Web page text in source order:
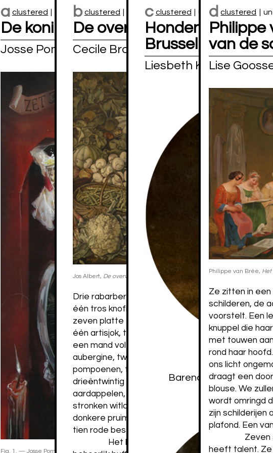
a clustered unclustered
De koning is verward
Josse Pommé
Fig. 1. — Josse Pommé, Cambrinus op ton gezeten
b clustered unclustered
De overvloed
Cecile Broekaert
Jos Albert, De overvloed
Drie rabarbersteeltjes, één bloemkool, één
één tros knoflook, drie tomaten, vier champignons,
zeven platte tuinbonen, één selder, één
één artisjok, tien ajuinen, één rodekool en twee
een mand vol sperziebonen, veertien wortels, één
aubergine, twee uien, zestien rapen, twee
pompoenen, twee kroppen sla, één romeinse
drieëntwintig radijzen, twee stukken prei, zestien
aardappelen, zeventien bonen, twee kastanjes,
stronken witloof, vijf druiventrossen, zes appels,
donkere pruimen, vijf peren, vijf groene pruimen en
tien rode bessen.
Het lijkt een boodschappenlijstje voor
c clustered unclustered
Brussel
Liesbeth
Drentsche
Barend Gael,De
d clustered
Philippe
van de
Lise
Philippe van Brée, Het
Ze zitten in een
schilderen, de
voorstelt. Een
knuppel die
met touwen
rond haar
ons licht
draagt een
blouse. We
wordt omringd
zijn schilderijen
plafond. Een
Zeven
heeft talent.